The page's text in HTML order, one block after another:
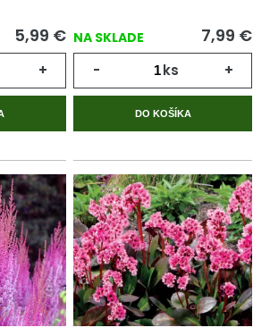
5,99 €
+
NA SKLADE 7,99 €
- ks +
DO KOŠÍKA